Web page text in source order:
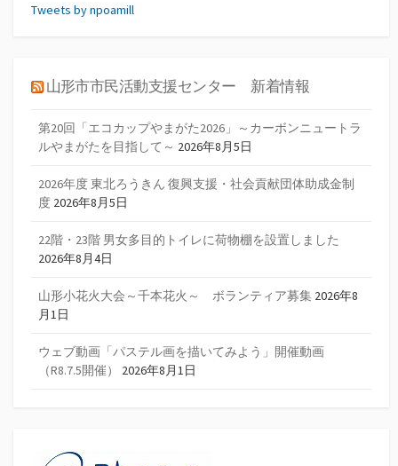
Tweets by npoamill
山形市市民活動支援センター 新着情報
第20回「エコカップやまがた2026」～カーボンニュートラ
ルやまがたを目指して～ 2026年8月5日
2026年度 東北ろうきん 復興支援・社会貢献団体助成金制
度 2026年8月5日
22階・23階 男女多目的トイレに荷物棚を設置しました
2026年8月4日
山形小花火大会～千本花火～ ボランティア募集 2026年8
月1日
ウェブ動画「パステル画を描いてみよう」開催動画
（R8.7.5開催）
2026年8月1日